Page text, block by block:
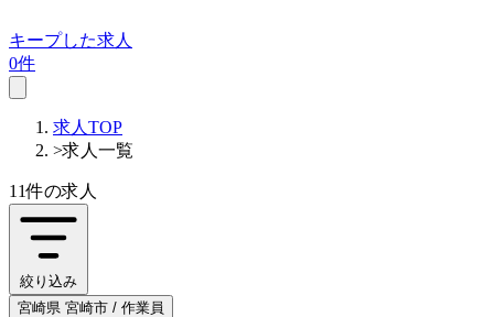
キープした求人
0件
求人TOP
>求人一覧
11件の求人
絞り込み
宮崎県 宮崎市 / 作業員